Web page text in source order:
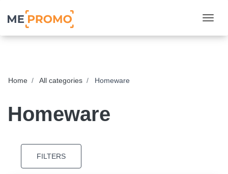
Home All categories Homeware
Homeware
FILTERS